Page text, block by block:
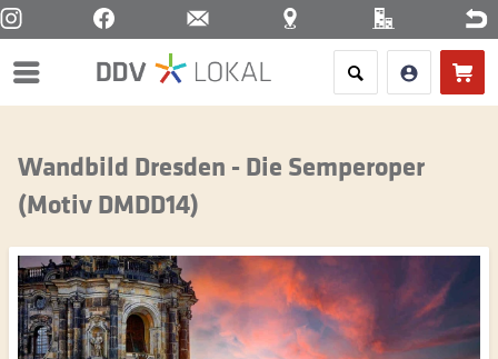
Menü
Wandbild Dresden - Die Semperoper
(Motiv DMDD14)